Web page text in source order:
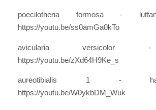
poecilotheria formosa -
https://youtu.be/ss0amGa0kTo
avicularia versicolor
https://youtu.be/zXd64H9Ke_s
aureotibialis 1 -
https://youtu.be/W0ykbDM_Wuk